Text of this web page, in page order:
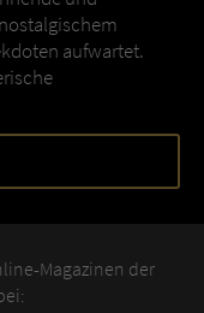
aufwartet.
Magazinen der